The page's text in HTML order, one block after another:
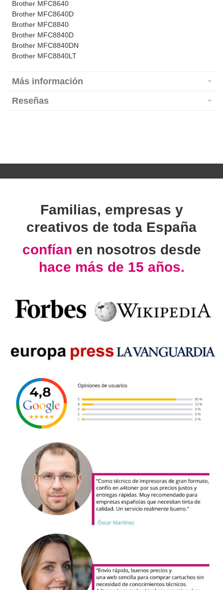
Brother MFC8640
Brother MFC8640D
Brother MFC8840
Brother MFC8840D
Brother MFC8840DN
Brother MFC8840LT
Más información
Reseñas
Familias, empresas y
creativos de toda España
confían en nosotros desde
hace más de 15 años.